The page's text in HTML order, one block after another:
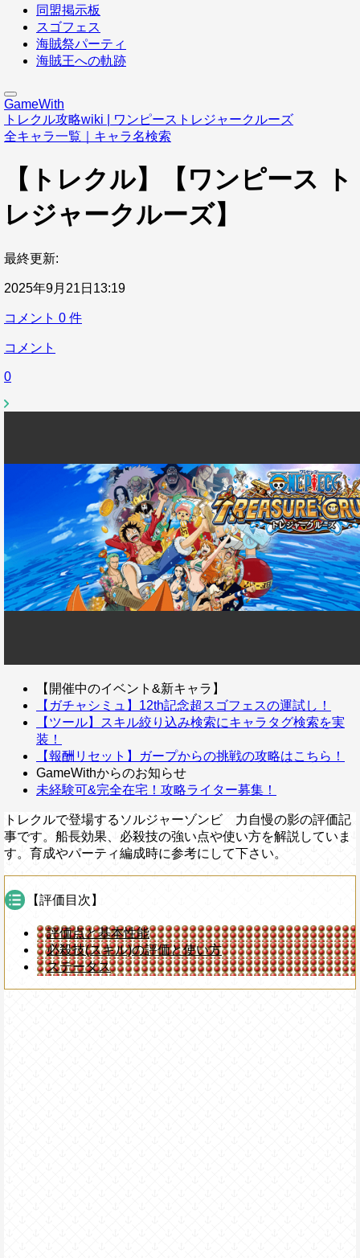
同盟掲示板
スゴフェス
海賊祭パーティ
海賊王への軌跡
GameWith
トレクル攻略wiki | ワンピーストレジャークルーズ
全キャラ一覧｜キャラ名検索
【トレクル】【ワンピース ト
レジャークルーズ】
最終更新:
2025年9月21日13:19
コメント 0 件
コメント
0
【開催中のイベント&新キャラ】
【ガチャシミュ】12th記念超スゴフェスの運試し！
【ツール】スキル絞り込み検索にキャラタグ検索を実
装！
【報酬リセット】ガープからの挑戦の攻略はこちら！
GameWithからのお知らせ
未経験可&完全在宅！攻略ライター募集！
トレクルで登場するソルジャーゾンビ 力自慢の影の評価記
事です。船長効果、必殺技の強い点や使い方を解説していま
す。育成やパーティ編成時に参考にして下さい。
【評価目次】
評価点と基本性能
必殺技(スキル)の評価と使い方
ステータス